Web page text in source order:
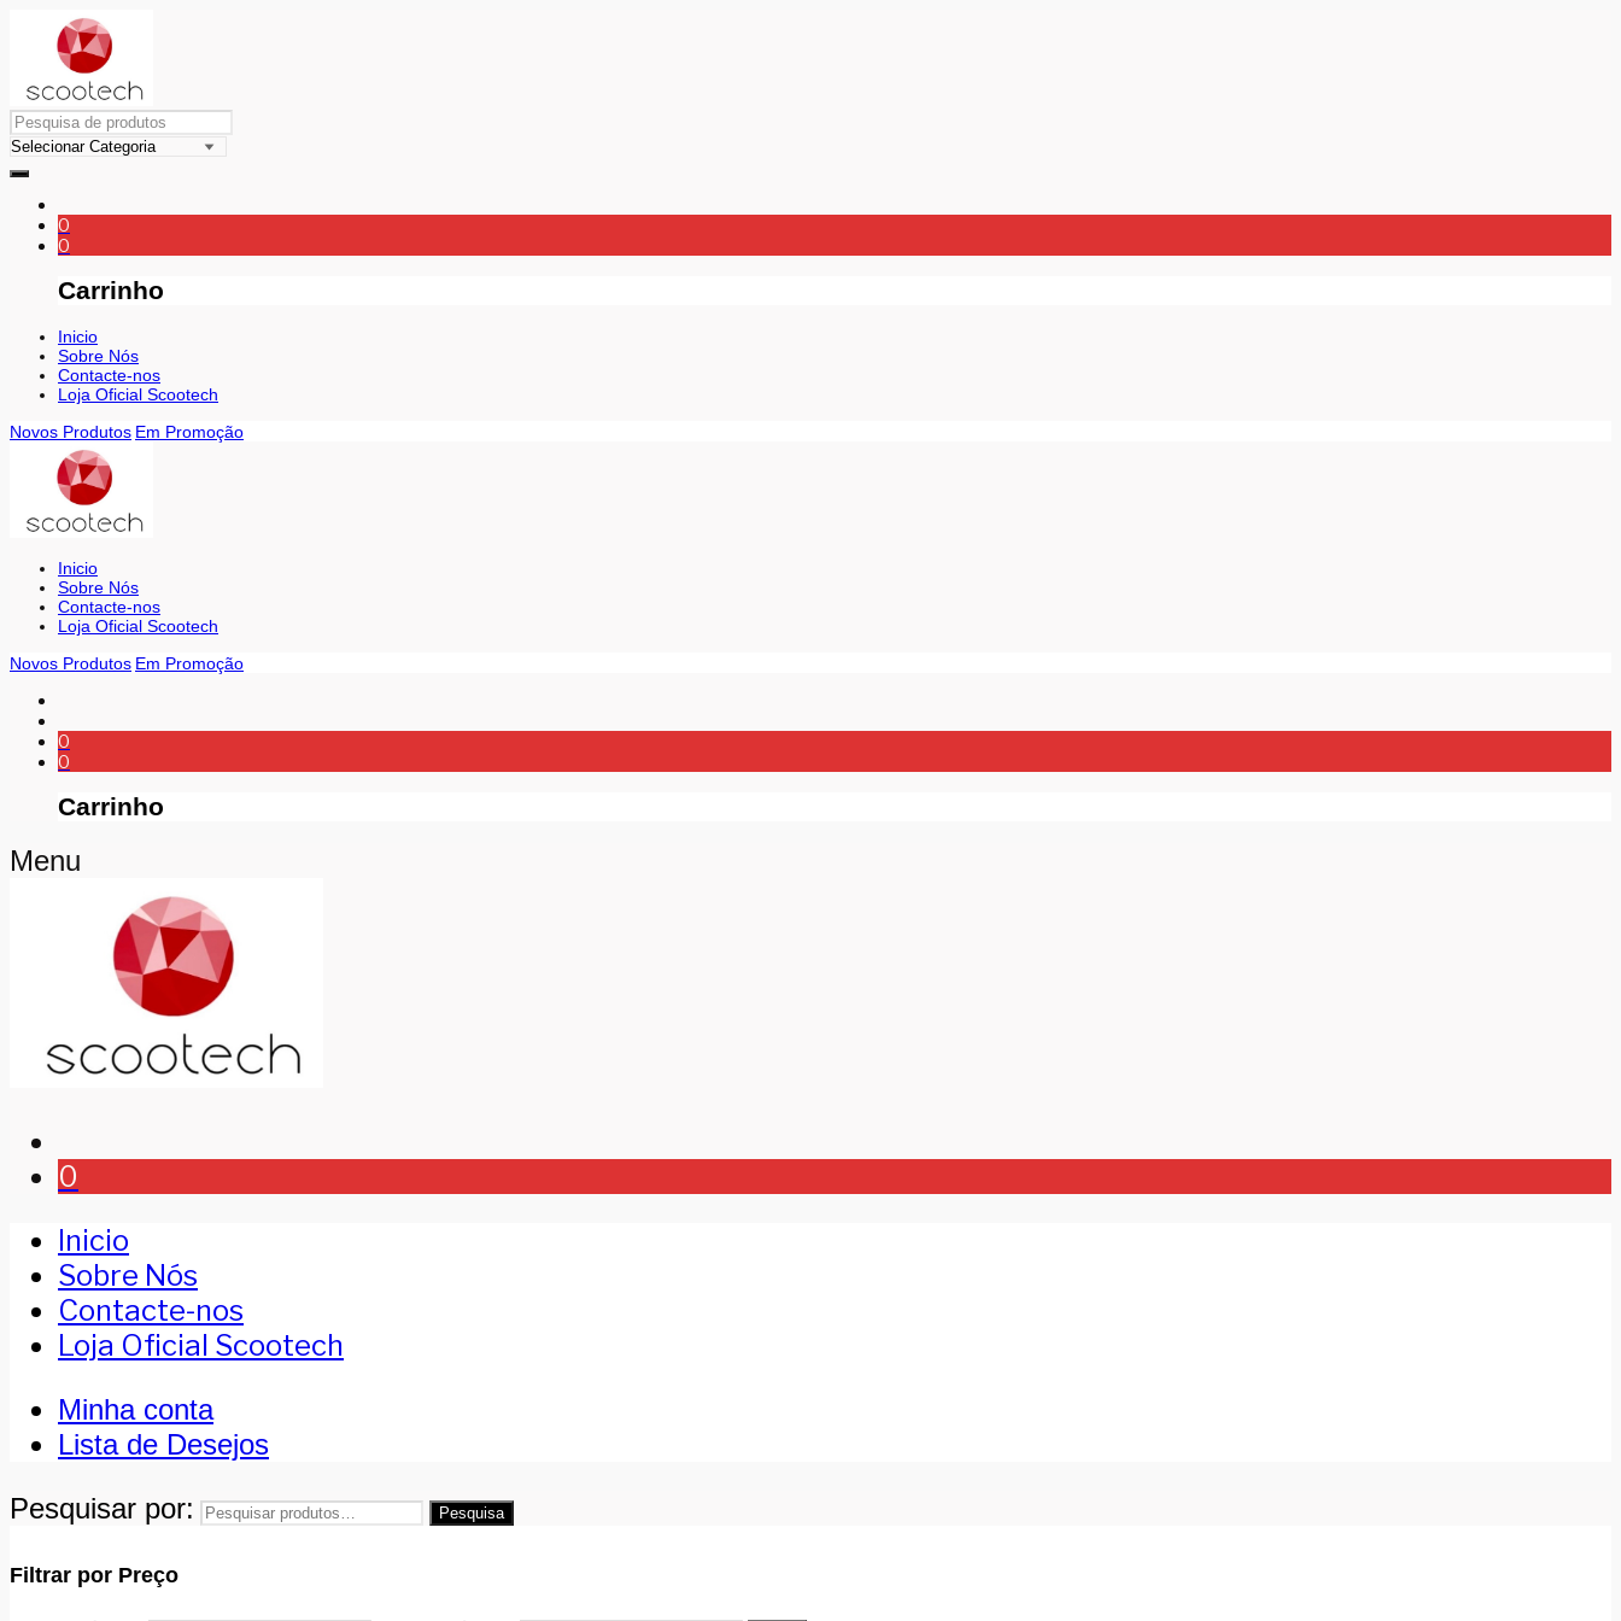
0
0
Carrinho
Inicio
Sobre Nós
Contacte-nos
Loja Oficial Scootech
Novos Produtos Em Promoção
Inicio
Sobre Nós
Contacte-nos
Loja Oficial Scootech
Novos Produtos Em Promoção
0
0
Carrinho
Menu
0
Inicio
Sobre Nós
Contacte-nos
Loja Oficial Scootech
Minha conta
Lista de Desejos
Pesquisar por:
Pesquisa
Filtrar por Preço